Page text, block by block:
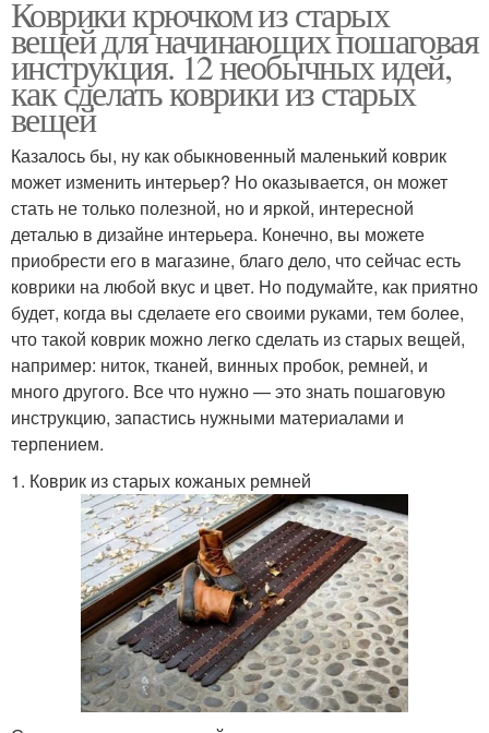
Коврики крючком из старых
вещей для начинающих пошаговая
инструкция. 12 необычных идей,
как сделать коврики из старых
вещей
Казалось бы, ну как обыкновенный маленький коврик
может изменить интерьер? Но оказывается, он может
стать не только полезной, но и яркой, интересной
деталью в дизайне интерьера. Конечно, вы можете
приобрести его в магазине, благо дело, что сейчас есть
коврики на любой вкус и цвет. Но подумайте, как приятно
будет, когда вы сделаете его своими руками, тем более,
что такой коврик можно легко сделать из старых вещей,
например: ниток, тканей, винных пробок, ремней, и
много другого. Все что нужно — это знать пошаговую
инструкцию, запастись нужными материалами и
терпением.
1. Коврик из старых кожаных ремней